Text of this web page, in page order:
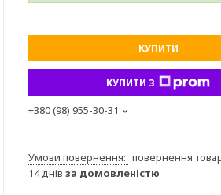
КУПИТИ
КУПИТИ З
+380 (98) 955-30-31
повернення
14 днів за домовленістю